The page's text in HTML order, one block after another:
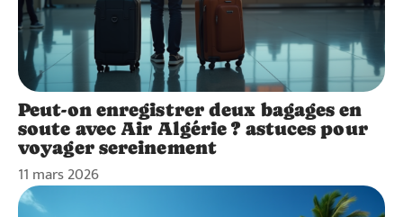
Peut-on enregistrer deux bagages en
soute avec Air Algérie ? astuces pour
voyager sereinement
11 mars 2026